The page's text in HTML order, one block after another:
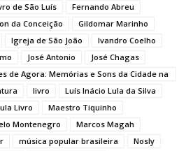
de São Luís
Fernando Abreu
da Conceição
Gildomar Marinho
Igreja de São João
Ivandro Coelho
José Antonio
José Chagas
de Agora: Memórias e Sons da Cidade na
livro
Luís Inácio Lula da Silva
Livro
Maestro Tiquinho
Montenegro
Marcos Magah
música popular brasileira
Nosly